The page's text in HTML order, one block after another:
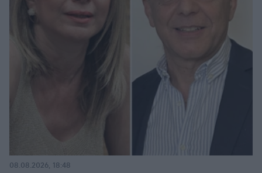
08.08.2026, 18:48